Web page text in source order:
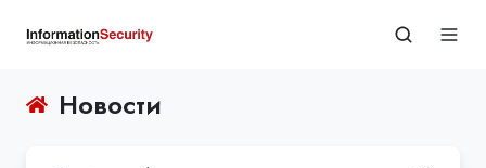
Новости